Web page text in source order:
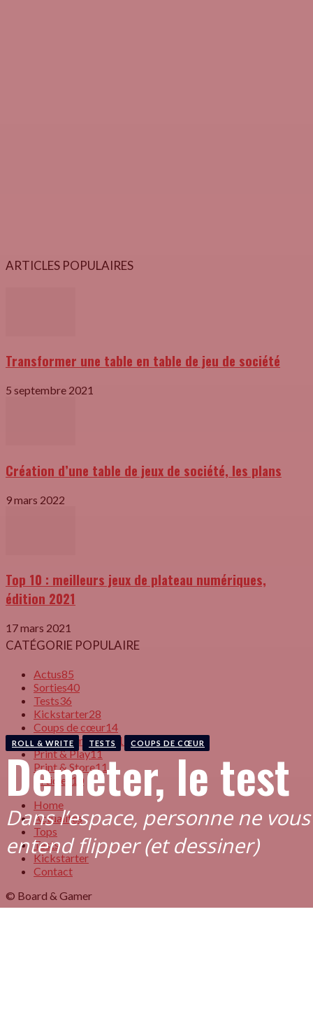
ROLL & WRITE TESTS COUPS DE CŒUR
Demeter, le test
Dans l’espace, personne ne vous
entend flipper (et dessiner)
ARTICLES POPULAIRES
Transformer une table en table de jeu de société
5 septembre 2021
Création d’une table de jeux de société, les plans
9 mars 2022
Top 10 : meilleurs jeux de plateau numériques,
édition 2021
17 mars 2021
CATÉGORIE POPULAIRE
Actus85
Sorties40
Tests36
Kickstarter28
Coups de cœur14
À ne pas manquer 13
Print & Play11
Print & Store11
Articles 10
Home
Actualités
Tops
Tests
Kickstarter
Contact
© Board & Gamer